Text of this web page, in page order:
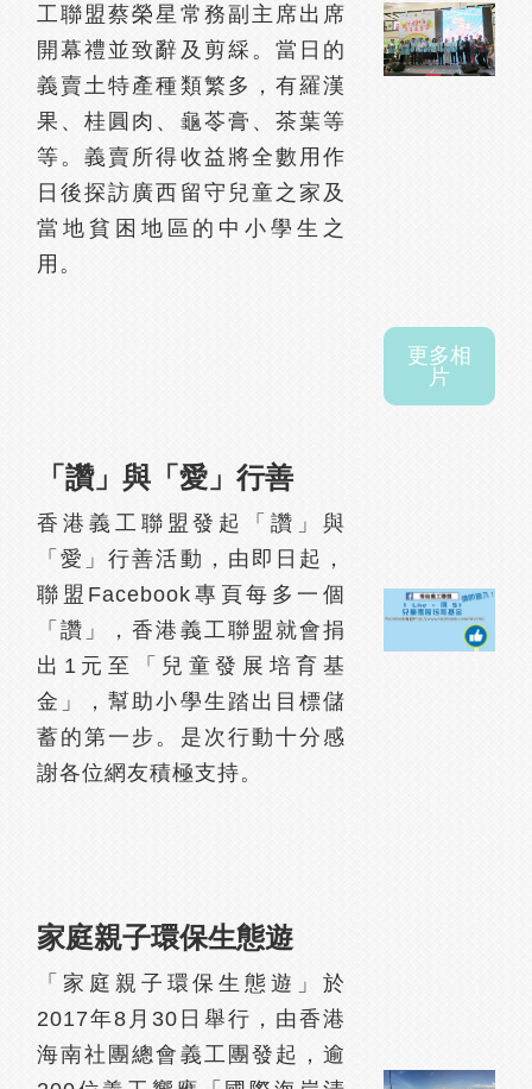
工聯盟蔡榮星常務副主席出席
開幕禮並致辭及剪綵。當日的
義賣土特產種類繁多，有羅漢
果、桂圓肉、龜苓膏、茶葉等
等。義賣所得收益將全數用作
日後探訪廣西留守兒童之家及
當地貧困地區的中小學生之
用。
更多相
片
「讚」與「愛」行善
香港義工聯盟發起「讚」與
「愛」行善活動，由即日起，
聯盟Facebook專頁每多一個
「讚」，香港義工聯盟就會捐
出1元至「兒童發展培育基
金」，幫助小學生踏出目標儲
蓄的第一步。是次行動十分感
謝各位網友積極支持。
家庭親子環保生態遊
「家庭親子環保生態遊」於
2017年8月30日舉行，由香港
海南社團總會義工團發起，逾